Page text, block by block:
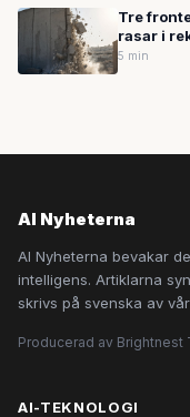
Tre
rasar i
5 min
AI Nyheterna
AI Nyheterna bevakar
intelligens. Artiklarna
skrivs på svenska av
Producerad av Brightnest
AI-TEKNOLOGI